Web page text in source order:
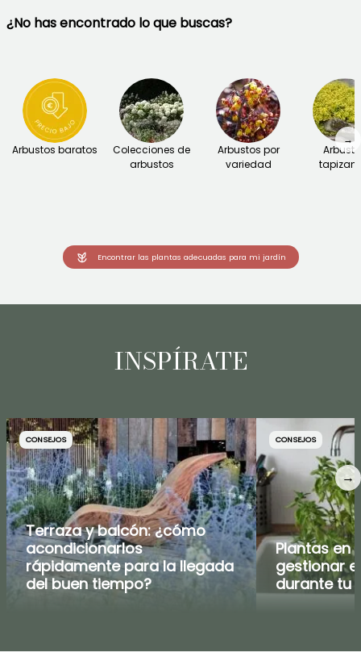
¿No has encontrado lo que buscas?
Arbustos baratos
Colecciones de
arbustos
Arbustos por
variedad
→
Encontrar las plantas adecuadas para mi jardín
INSPÍRATE
CONSEJOS
Terraza y balcón: ¿cómo
acondicionarlos
rápidamente para la llegada
del buen tiempo?
CONSEJOS
Plantas en
gestionar
durante tu
→